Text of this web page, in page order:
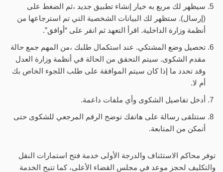
سيظهر لك مربع به خيار إنشاء تطبيق جديد ،ثم الضغط على
(إرسال). ستظهر لك البيانات الشخصية التي تم استرجاعها من
أنظمة وزارة الداخلية. اقرأ التعهد ثم انقر على “أوافق”.
تحصيل وضع المشتكي. عند استكمال طلبك ،من المهم جمع حالة
مقدم الشكوى. سيتم التحقق من الحالة في أنظمة وزارة العدل
وقد تحدد ما إذا كان سيتم الموافقة على طلب اللجوء الخاص بك
أم لا.
أدخل تفاصيل الشكوى وأي ملفات داعمة.
ستتلقى رسالة على هاتفك توضح الرقم المرجعي للشكوى حتى
أتمكن من المتابعة.
توفر محاكم الاستئناف والدرجة الأولى خدمة فتح استمارات النقل
والتكليف لحجز موعد في مجلس القضاء الأعلى، كما تتيح الخدمة